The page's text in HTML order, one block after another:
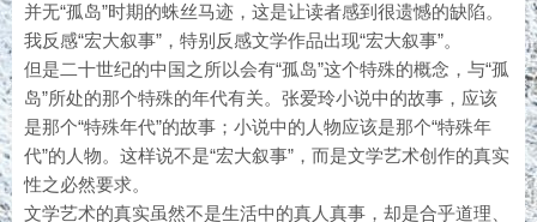
并无“孤岛”时期的蛛丝马迹，这是让读者感到很遗憾的缺陷。
我反感“宏大叙事”，特别反感文学作品出现“宏大叙事”。
但是二十世纪的中国之所以会有“孤岛”这个特殊的概念，与“孤
岛”所处的那个特殊的年代有关。张爱玲小说中的故事，应该
是那个“特殊年代”的故事；小说中的人物应该是那个“特殊年
代”的人物。这样说不是“宏大叙事”，而是文学艺术创作的真实
性之必然要求。
文学艺术的真实虽然不是生活中的真人真事，却是合乎道理、